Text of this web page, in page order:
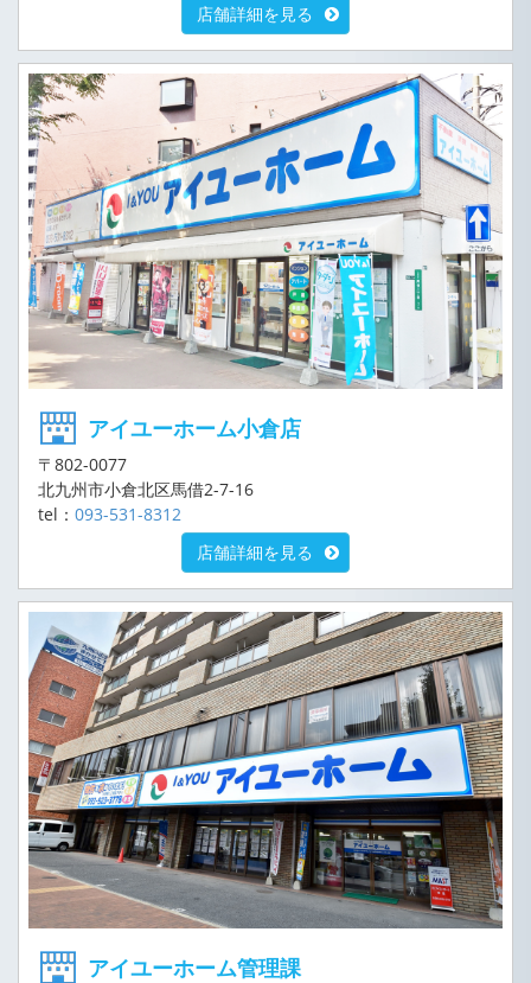
店舗詳細を見る
アイユーホーム小倉店
〒802-0077
北九州市小倉北区馬借2-7-16
tel： 093-531-8312
店舗詳細を見る
アイユーホーム管理課